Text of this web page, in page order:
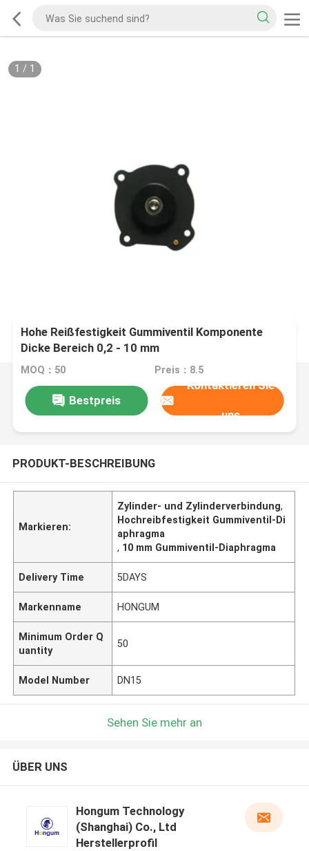
1 / 1
Hohe Reißfestigkeit Gummiventil Komponente
Dicke Bereich 0,2 - 10 mm
MOQ：50 Preis：8.5
Bestpreis
Kontaktieren Sie
uns
PRODUKT-BESCHREIBUNG
Markieren:
Zylinder- und Zylinderverbindung,
Hochreibfestigkeit Gummiventil-Di
aphragma
, 10 mm Gummiventil-Diaphragma
Delivery Time 5DAYS
Markenname HONGUM
Minimum Order Q
uantity
50
Model Number DN15
Sehen Sie mehr an
ÜBER UNS
Hongum Technology
(Shanghai) Co., Ltd
Herstellerprofil